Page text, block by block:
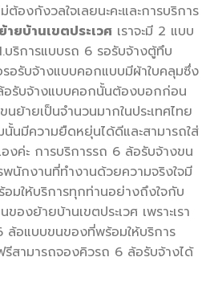
ต้องกังวลใจเลยนะคะและการบริการ
ยบ้านเขตประเวศ เราจะมี 2 แบบ
บริการแบบรถ 6 รอรับจ้างตู้ทึบ
อรับจ้างแบบคอกแบบมีผ้าใบคลุมซึ่ง
รับจ้างแบบคอกนั้นต้องบอกก่อน
ย้ายเป็นจำนวนมากในประเทศไทย
นั้นมีความยืดหยุ่นได้ดีและสามารถใส่
งค่ะ การบริการรถ 6 ล้อรับจ้างขน
พนักงานที่ทำงานด้วยความจริงใจมี
ให้บริการทุกท่านอย่างถึงใจกับ
องย้ายบ้านเขตประเวศ เพราะเรา
ล้อแบบขนของที่พร้อมให้บริการ
สามารถจองคิวรถ 6 ล้อรับจ้างได้